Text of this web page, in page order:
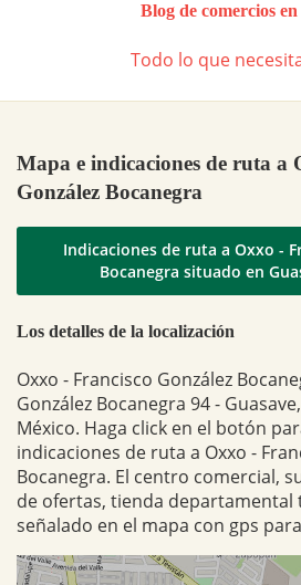
Blog de comercios
Todo lo que
Mapa e indicaciones de ruta a
González Bocanegra
Indicaciones de ruta a Oxxo -
Bocanegra situado en
Los detalles de la localización
Oxxo - Francisco González
González Bocanegra 94 -
México. Haga click en el botón
indicaciones de ruta a Oxxo -
Bocanegra. El centro comercial,
de ofertas, tienda departamental
señalado en el mapa con gps